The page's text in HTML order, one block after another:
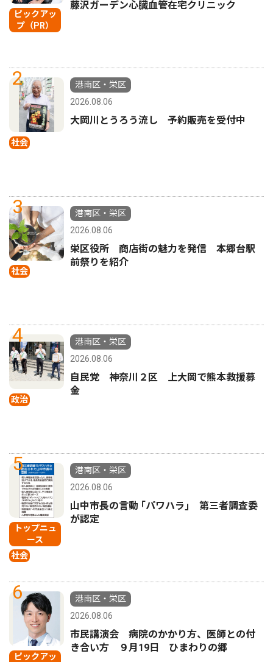
ピックアッ
プ（PR）
藤沢ガーデン心臓血管在宅クリニック
2
社会
港南区・栄区
2026.08.06
大岡川とうろう流し 予約販売を受付中
3
社会
港南区・栄区
2026.08.06
栄区役所 商店街の魅力を発信 本郷台駅
前祭りを紹介
4
政治
港南区・栄区
2026.08.06
自民党 神奈川２区 上大岡で熊本救援募
金
5
トップニュ
ース
社会
港南区・栄区
2026.08.06
山中市長の言動 ｢パワハラ｣ 第三者調査委
が認定
6
ピックアッ
港南区・栄区
2026.08.06
市民講演会 病院のかかり方、医師との付
き合い方 ９月19日 ひまわりの郷